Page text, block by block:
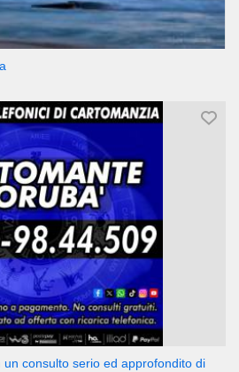
consulto serio ed approfondito di